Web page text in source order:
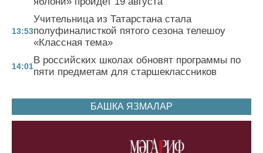
13:53
Учительница из Татарстана стала
полуфиналисткой пятого сезона телешоу
«Классная тема»
14:01
В российских школах обновят программы по
пяти предметам для старшеклассников
БАШКА ЯЗМАЛАР